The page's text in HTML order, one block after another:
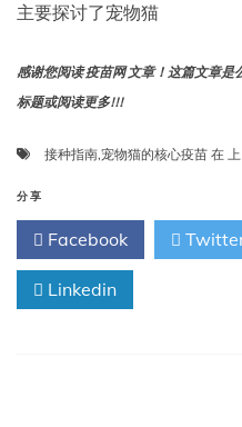
主要探讨了宠物猫
感谢您阅读 疫苗网 文章！这篇文章
标题或阅读更多!!!
接种指南,宠物猫的核心疫苗 在 宠
的
核
心
分享
Facebook
Linkedin